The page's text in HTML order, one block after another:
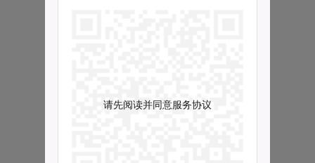
请先阅读并同意服务协议